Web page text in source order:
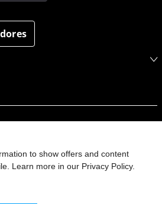
to show offers and content
Learn more in our Privacy Policy.